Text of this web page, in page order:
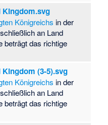
Kingdom.svg
Königreichs in der
an Land
beträgt das richtige
(3-5).svg
Königreichs in der
an Land
beträgt das richtige